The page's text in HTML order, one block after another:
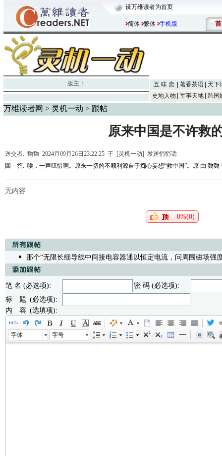
设万维读者为首页
简体 繁体 手机版 首
版主： 五 味 斋 茗香茶语
天下
史地人物
军事天地 跨国
万维读者网 > 灵机一动 > 跟帖
原来中国是不许救
送交者: 覅覅 2024月09月26日23:22:25 于 [灵机一动] 发送悄悄话
回 答: 唉，一声叹惜啊。原来一切的不顺利源自于痴心妄想“救中国”。原 由 覅覅
无内容
0%(0)
那个“无限长细导线中间接电容器通以恒定电流，问周围磁场强
笔 名 (必选项):
密 码 (必选项):
标 题 (必选项):
内 容 (选填项):
字体 字号